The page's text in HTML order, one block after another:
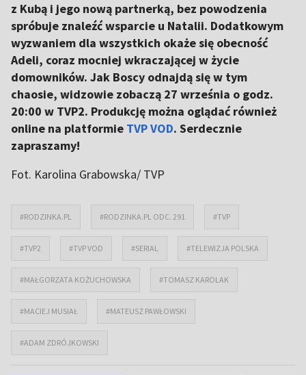
z Kubą i jego nową partnerką, bez powodzenia
spróbuje znaleźć wsparcie u Natalii. Dodatkowym
wyzwaniem dla wszystkich okaże się obecność
Adeli, coraz mocniej wkraczającej w życie
domowników. Jak Boscy odnajdą się w tym
chaosie, widzowie zobaczą 27 września o godz.
20:00 w TVP2. Produkcję można oglądać również
online na platformie TVP VOD. Serdecznie
zapraszamy!
Fot. Karolina Grabowska/ TVP
#RODZINKA.PL #RODZINKA.PL ODC. 291 #TVP
#TVP2 #TVP VOD #SERIAL #TELEWIZJA POLSKA
#MAŁGORZATA KOŻUCHOWSKA #TOMASZ KAROLAK
#MACIEJ MUSIAŁ #MATEUSZ PAWŁOWSKI
#ADAM ZDRÓJKOWSKI